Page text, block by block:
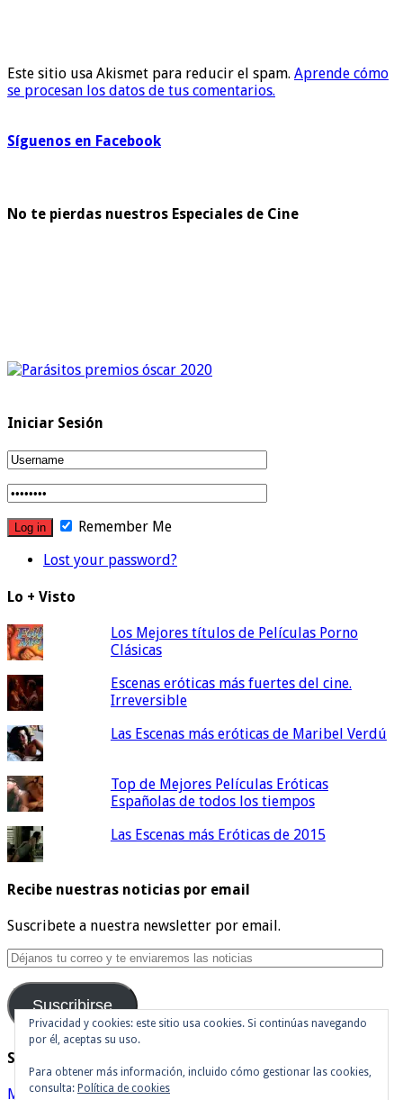
Este sitio usa Akismet para reducir el spam. Aprende cómo
se procesan los datos de tus comentarios.
Síguenos en Facebook
No te pierdas nuestros Especiales de Cine
Iniciar Sesión
Remember Me
Lost your password?
Lo + Visto
Los Mejores títulos de Películas Porno
Clásicas
Escenas eróticas más fuertes del cine.
Irreversible
Las Escenas más eróticas de Maribel Verdú
Top de Mejores Películas Eróticas
Españolas de todos los tiempos
Las Escenas más Eróticas de 2015
Recibe nuestras noticias por email
Suscribete a nuestra newsletter por email.
Déjanos
correo
y
te
enviaremos
las
noticias
Suscribirse
Síguenos en Twitter
Mis tuits
Privacidad y cookies: este sitio usa cookies. Si continúas navegando
por él, aceptas su uso.
Para obtener más información, incluido cómo gestionar las cookies,
consulta: Política de cookies